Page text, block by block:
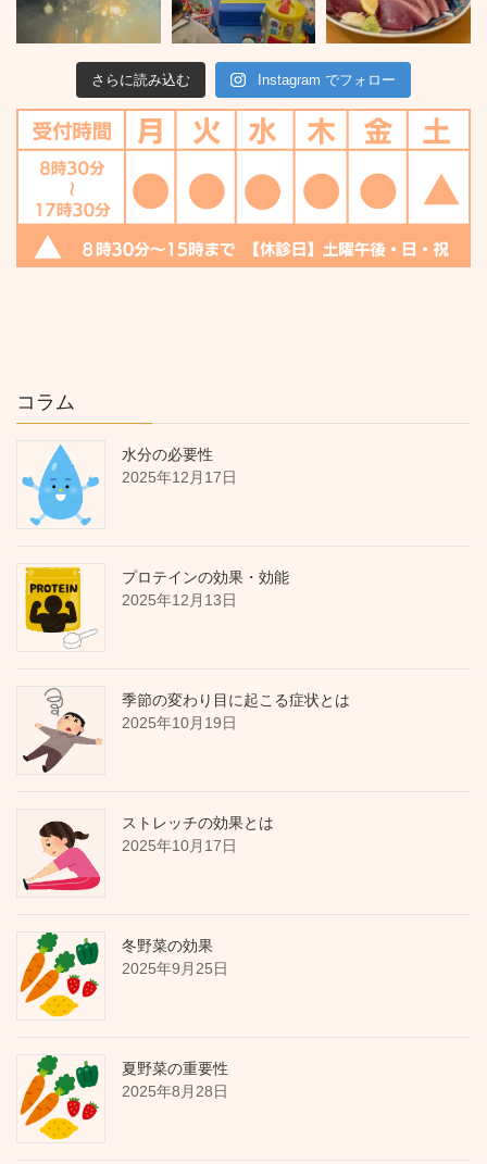
さらに読み込む Instagram でフォロー
コラム
水分の必要性
2025年12月17日
プロテインの効果・効能
2025年12月13日
季節の変わり目に起こる症状とは
2025年10月19日
ストレッチの効果とは
2025年10月17日
冬野菜の効果
2025年9月25日
夏野菜の重要性
2025年8月28日